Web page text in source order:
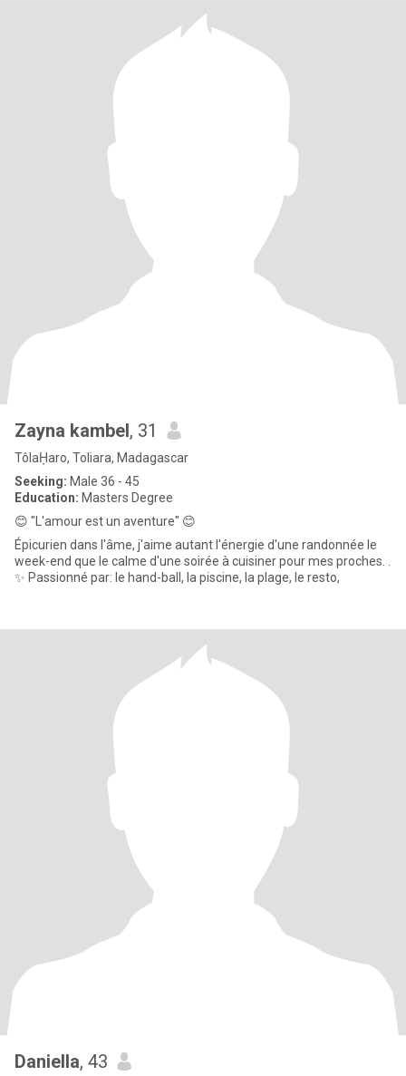
Zayna kambel, 31
TôlaḤaro, Toliara, Madagascar
Seeking: Male 36 - 45
Education: Masters Degree
😊 "L'amour est un aventure" 😊
Épicurien dans l'âme, j'aime autant l'énergie d'une randonnée le
week-end que le calme d'une soirée à cuisiner pour mes proches. .
✨ Passionné par: le hand-ball, la piscine, la plage, le resto,
Daniella, 43